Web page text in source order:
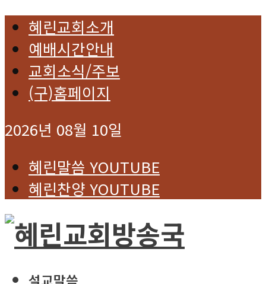
혜린교회소개
예배시간안내
교회소식/주보
(구)홈페이지
2026년 08월 10일
혜린말씀 YOUTUBE
혜린찬양 YOUTUBE
설교말씀